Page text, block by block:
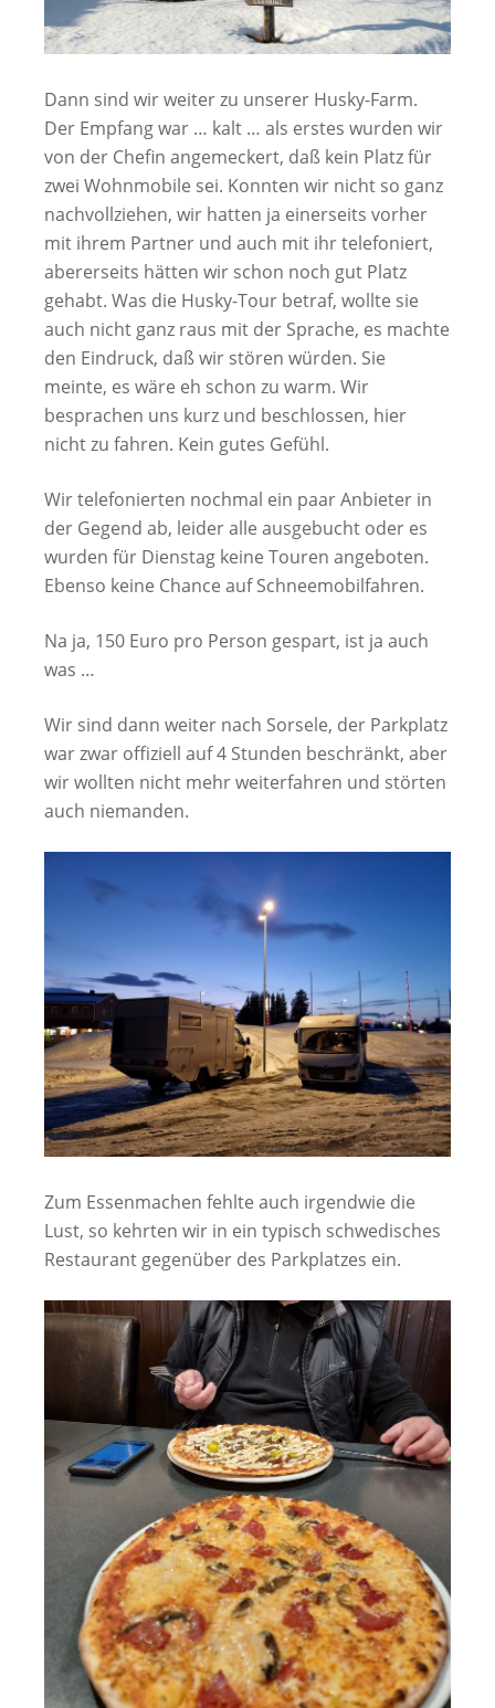
Dann sind wir weiter zu unserer Husky-Farm.
Der Empfang war … kalt … als erstes wurden wir
von der Chefin angemeckert, daß kein Platz für
zwei Wohnmobile sei. Konnten wir nicht so ganz
nachvollziehen, wir hatten ja einerseits vorher
mit ihrem Partner und auch mit ihr telefoniert,
abererseits hätten wir schon noch gut Platz
gehabt. Was die Husky-Tour betraf, wollte sie
auch nicht ganz raus mit der Sprache, es machte
den Eindruck, daß wir stören würden. Sie
meinte, es wäre eh schon zu warm. Wir
besprachen uns kurz und beschlossen, hier
nicht zu fahren. Kein gutes Gefühl.
Wir telefonierten nochmal ein paar Anbieter in
der Gegend ab, leider alle ausgebucht oder es
wurden für Dienstag keine Touren angeboten.
Ebenso keine Chance auf Schneemobilfahren.
Na ja, 150 Euro pro Person gespart, ist ja auch
was …
Wir sind dann weiter nach Sorsele, der Parkplatz
war zwar offiziell auf 4 Stunden beschränkt, aber
wir wollten nicht mehr weiterfahren und störten
auch niemanden.
Zum Essenmachen fehlte auch irgendwie die
Lust, so kehrten wir in ein typisch schwedisches
Restaurant gegenüber des Parkplatzes ein.